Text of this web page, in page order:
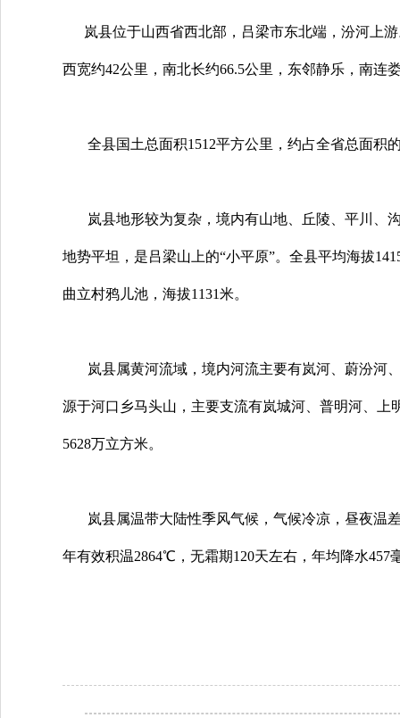
岚县位于山西省西北部，吕梁市东北端，汾河上游。
西宽约42公里，南北长约66.5公里，东邻静乐，南连
全县国土总面积1512平方公里，约占全省总面积
岚县地形较为复杂，境内有山地、丘陵、平川、
地势平坦，是吕梁山上的“小平原”。全县平均海拔
曲立村鸦儿池，海拔1131米。
岚县属黄河流域，境内河流主要有岚河、蔚汾河
源于河口乡马头山，主要支流有岚城河、普明河、上
5628万立方米。
岚县属温带大陆性季风气候，气候冷凉，昼夜
年有效积温2864℃，无霜期120天左右，年均降水457